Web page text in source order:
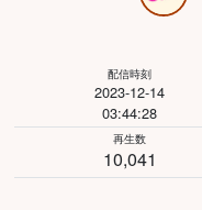
配信時刻
2023-12-14
03:44:28
再生数
10,041